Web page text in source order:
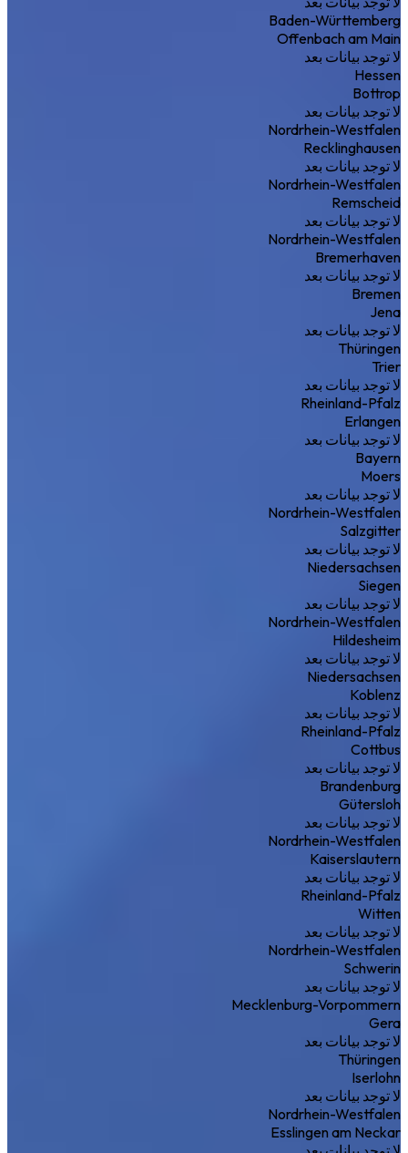
Baden-Württemberg
Offenbach am Main
لا توجد بيانات بعد
Hessen
Bottrop
لا توجد بيانات بعد
Nordrhein-Westfalen
Recklinghausen
لا توجد بيانات بعد
Nordrhein-Westfalen
Remscheid
لا توجد بيانات بعد
Nordrhein-Westfalen
Bremerhaven
لا توجد بيانات بعد
Bremen
Jena
لا توجد بيانات بعد
Thüringen
Trier
لا توجد بيانات بعد
Rheinland-Pfalz
Erlangen
لا توجد بيانات بعد
Bayern
Moers
لا توجد بيانات بعد
Nordrhein-Westfalen
Salzgitter
لا توجد بيانات بعد
Niedersachsen
Siegen
لا توجد بيانات بعد
Nordrhein-Westfalen
Hildesheim
لا توجد بيانات بعد
Niedersachsen
Koblenz
لا توجد بيانات بعد
Rheinland-Pfalz
Cottbus
لا توجد بيانات بعد
Brandenburg
Gütersloh
لا توجد بيانات بعد
Nordrhein-Westfalen
Kaiserslautern
لا توجد بيانات بعد
Rheinland-Pfalz
Witten
لا توجد بيانات بعد
Nordrhein-Westfalen
Schwerin
لا توجد بيانات بعد
Mecklenburg-Vorpommern
Gera
لا توجد بيانات بعد
Thüringen
Iserlohn
لا توجد بيانات بعد
Nordrhein-Westfalen
Esslingen am Neckar